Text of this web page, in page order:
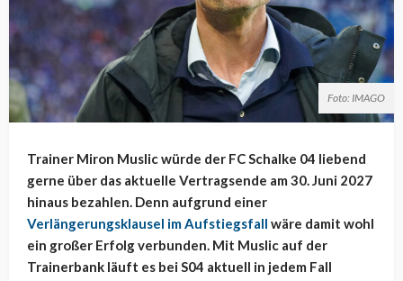
Foto: IMAGO
Trainer Miron Muslic würde der FC Schalke 04 liebend
gerne über das aktuelle Vertragsende am 30. Juni 2027
hinaus bezahlen. Denn aufgrund einer
Verlängerungsklausel im Aufstiegsfall wäre damit wohl
ein großer Erfolg verbunden. Mit Muslic auf der
Trainerbank läuft es bei S04 aktuell in jedem Fall